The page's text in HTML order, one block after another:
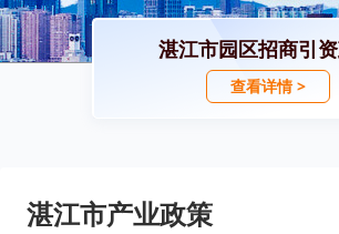
湛江市园区招商引
查看详情 >
湛江市产业政策